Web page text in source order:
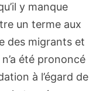
y manque
un terme aux
des migrants et
été prononcé
à l’égard de